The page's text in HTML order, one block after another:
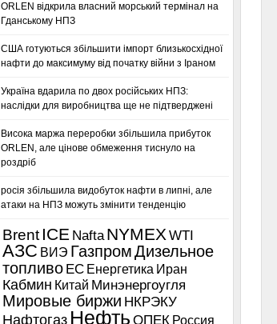
ORLEN відкрила власний морський термінал на
Гданському НПЗ
США готуються збільшити імпорт близькосхідної
нафти до максимуму від початку війни з Іраном
Україна вдарила по двох російських НПЗ:
наслідки для виробництва ще не підтверджені
Висока маржа переробки збільшила прибуток
ORLEN, але цінове обмеження тиснуло на
роздріб
росія збільшила видобуток нафти в липні, але
атаки на НПЗ можуть змінити тенденцію
Brent ICE Nafta NYMEXWTI
АЗС ВИЭ ГазпромДизельное
топливо ЕС Енергетика Иран
Кабмин Китай Минэнергоугля
Мировые биржи НКРЭКУ
Нафтогаз Нефть ОПЕК Россия